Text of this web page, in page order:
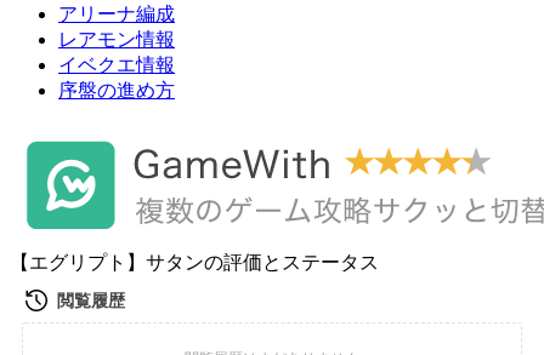
アリーナ編成
レアモン情報
イベクエ情報
序盤の進め方
【エグリプト】サタンの評価とステータス